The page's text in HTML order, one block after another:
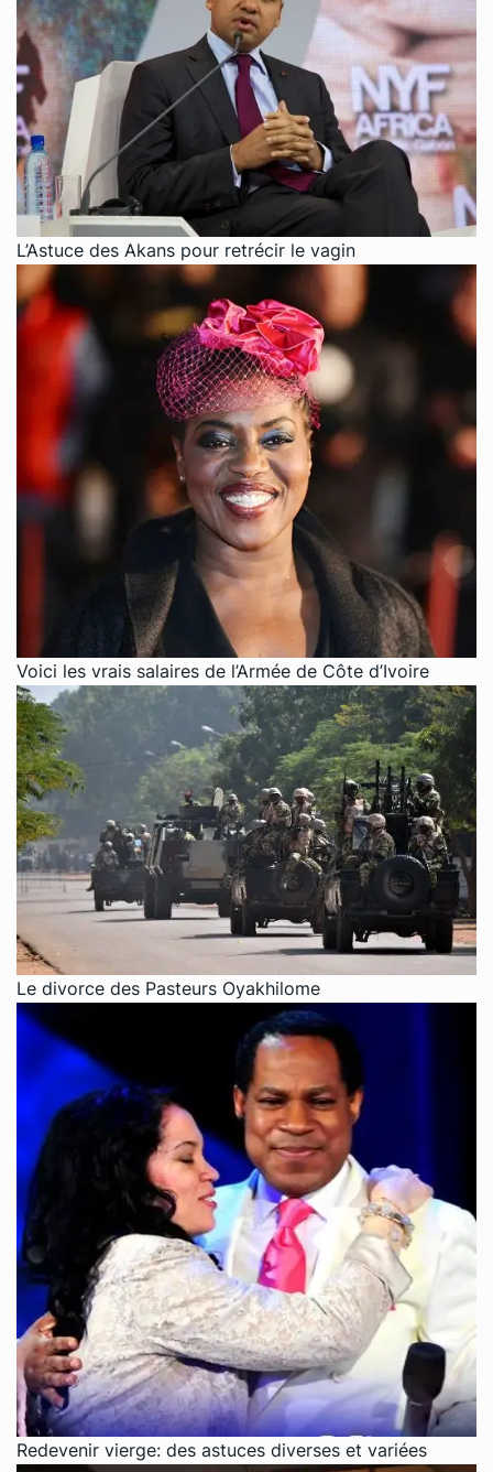
L’Astuce des Akans pour retrécir le vagin
Voici les vrais salaires de l’Armée de Côte d’Ivoire
Le divorce des Pasteurs Oyakhilome
Redevenir vierge: des astuces diverses et variées